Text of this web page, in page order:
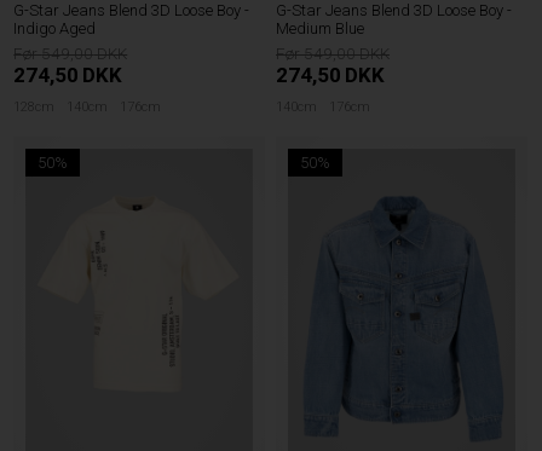
G-Star Jeans Blend 3D Loose Boy -
Indigo Aged
549,00
274,50 DKK
128cm 140cm 176cm
G-Star Jeans Blend 3D Loose Boy -
Medium Blue
549,00
274,50 DKK
140cm 176cm
50% 50%